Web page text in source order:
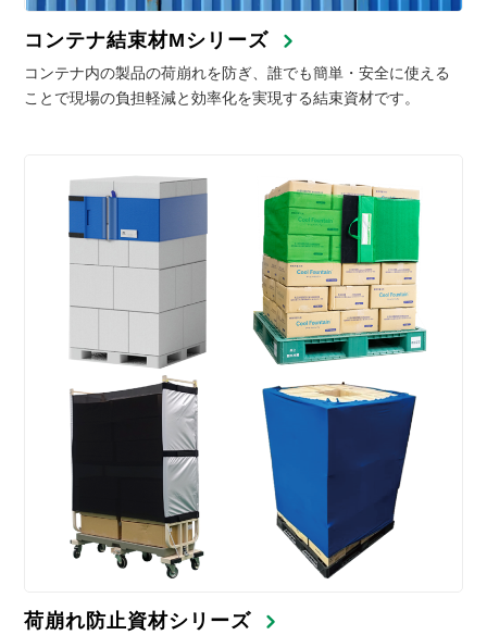
コンテナ結束材Mシリーズ
コンテナ内の製品の荷崩れを防ぎ、誰でも簡単・安全に使える
ことで現場の負担軽減と効率化を実現する結束資材です。
荷崩れ防止資材シリーズ